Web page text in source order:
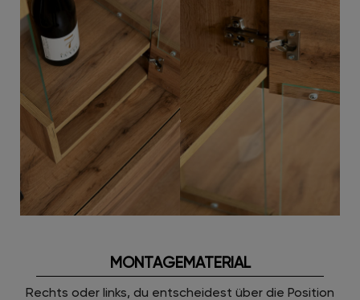
MONTAGEMATERIAL
Rechts oder links, du entscheidest über die Position